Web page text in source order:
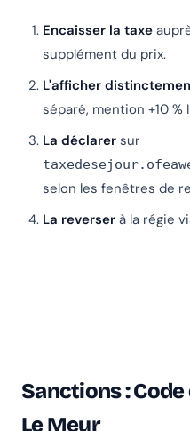
Encaisser la taxe
supplément du prix.
L'afficher
séparé, mention +10 %
La déclarer sur
selon les fenêtres de
La reverser à la régie
Sanctions :
Le Meur